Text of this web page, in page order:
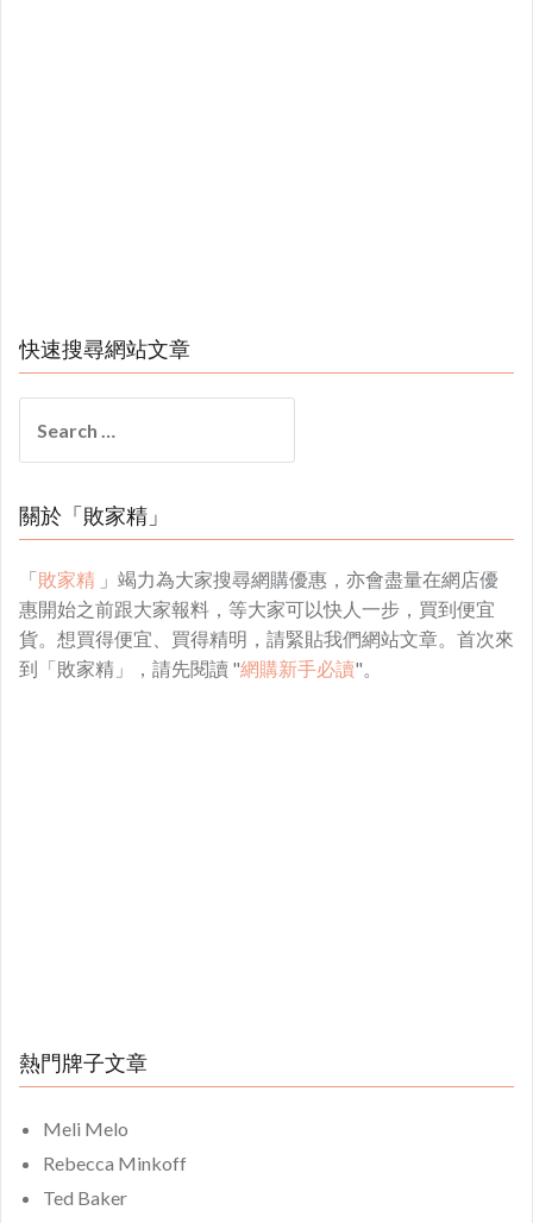
快速搜尋網站文章
for:
關於「敗家精」
「敗家精 」竭力為大家搜尋網購優惠，亦會盡量在網店優
惠開始之前跟大家報料，等大家可以快人一步，買到便宜
貨。想買得便宜、買得精明，請緊貼我們網站文章。首次來
到「敗家精」，請先閱讀 "網購新手必讀"。
熱門牌子文章
Meli Melo
Rebecca Minkoff
Ted Baker